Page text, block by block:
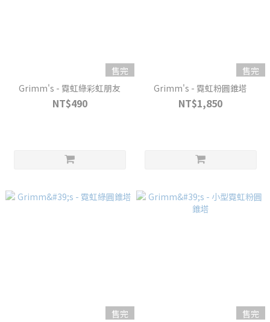
售完
Grimm's - 霓虹綠彩虹朋友
NT$490
售完
Grimm's - 霓虹粉圓錐塔
NT$1,850
售完
售完